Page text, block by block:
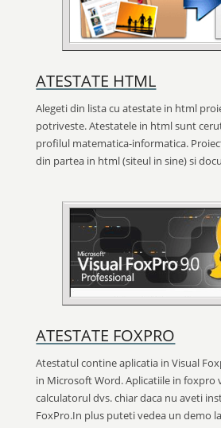
ATESTATE HTML
Alegeti din lista cu atestate in html
potriveste. Atestatele in html sunt
profilul matematica-informatica.
din partea in html (siteul in sine) si
ATESTATE FOXPRO
Atestatul contine aplicatia in Visual
in Microsoft Word. Aplicatiile in foxpro
calculatorul dvs. chiar daca nu aveti
FoxPro.In plus puteti vedea un demo